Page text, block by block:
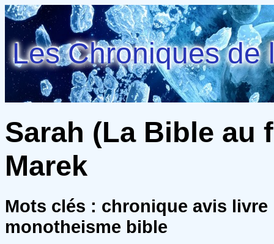
Les Chroniques de
Sarah (La Bible au
Marek
Mots clés : chronique avis
monotheisme bible